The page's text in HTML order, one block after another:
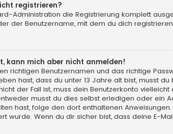
registrieren?
Administration die Registrierung komplett
der Benutzername, mit dem du dich
kann mich aber nicht anmelden!
richtigen Benutzernamen und das richtige
hast, dass du unter 13 Jahre alt bist, musst
der Fall ist, muss dein Benutzerkonto
musst du dies selbst erledigen oder ein
hast, folge den dort enthaltenen
wurde. Wenn du dir sicher bist, dass deine E-